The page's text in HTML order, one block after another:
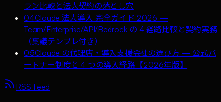
ラン比較と法人契約の落とし穴
04Claude 法人導入 完全ガイド 2026 —
Team/Enterprise/API/Bedrock の 4 経路比較と契約実務
（稟議テンプレ付き）
05Claude の代理店・導入支援会社の選び方 — 公式パ
ートナー制度と 4 つの導入経路【2026年版】
RSS Feed